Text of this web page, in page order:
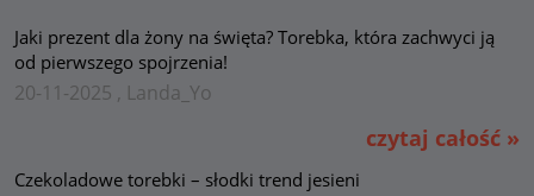
Jaki prezent dla żony na święta? Torebka, która zachwyci ją
od pierwszego spojrzenia!
20-11-2025 , Landa_Yo
czytaj całość »
Czekoladowe torebki – słodki trend jesieni